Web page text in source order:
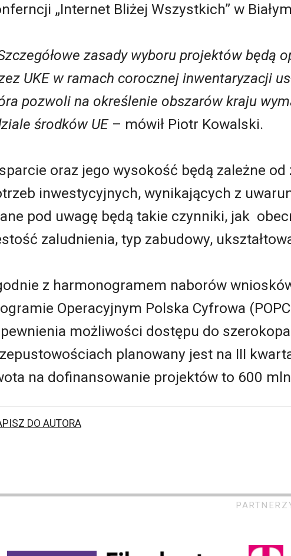
„Internet Bliżej Wszystkich” w
zasady wyboru projektów będą
UKE w ramach corocznej inwentaryzacji
pozwoli na określenie obszarów kraju
środków UE– mówił Piotr Kowalski.
oraz jego wysokość będą zależne
inwestycyjnych, wynikających z
pod uwagę będą takie czynniki, jak
zaludnienia, typ zabudowy,
z harmonogramem naborów
Operacyjnym Polska Cyfrowa
możliwości dostępu do
planowany jest na III
na dofinansowanie projektów to 600 mln
DO AUTORA